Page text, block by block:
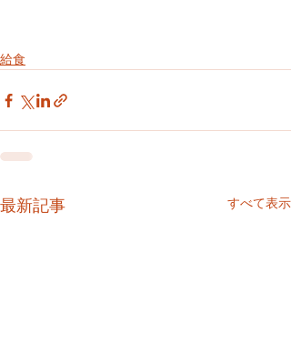
給食
最新記事 すべて表示